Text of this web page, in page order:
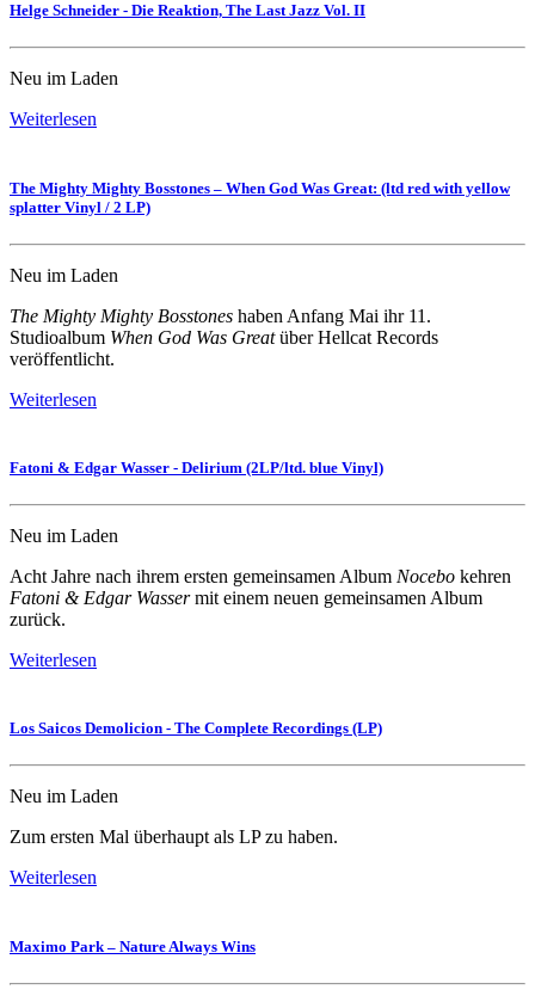
Helge Schneider - Die Reaktion, The Last Jazz Vol. II
Neu im Laden
Weiterlesen
The Mighty Mighty Bosstones – When God Was Great: (ltd red with yellow
splatter Vinyl / 2 LP)
Neu im Laden
The Mighty Mighty Bosstones haben Anfang Mai ihr 11.
Studioalbum When God Was Greatüber Hellcat Records
veröffentlicht.
Weiterlesen
Fatoni & Edgar Wasser - Delirium (2LP/ltd. blue Vinyl)
Neu im Laden
Acht Jahre nach ihrem ersten gemeinsamen Album Nocebo kehren
Fatoni & Edgar Wassermit einem neuen gemeinsamen Album
zurück.
Weiterlesen
Los Saicos Demolicion - The Complete Recordings (LP)
Neu im Laden
Zum ersten Mal überhaupt als LP zu haben.
Weiterlesen
Maximo Park – Nature Always Wins